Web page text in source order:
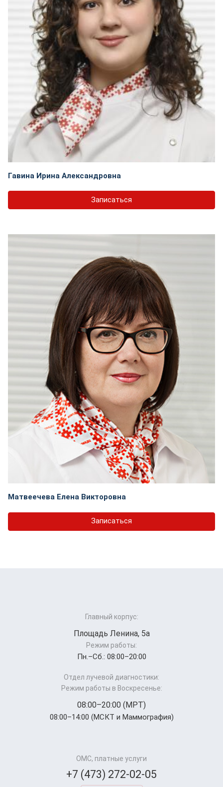
Гавина Ирина Александровна
Записаться
Матвеечева Елена Викторовна
Записаться
Главный корпус:
Площадь Ленина, 5а
Режим работы:
Пн.–Cб.: 08:00–20:00
Отдел лучевой диагностики:
Режим работы в Воскресенье:
08:00–20:00 (МРТ)
08:00–14:00 (МСКТ и Маммография)
ОМС, платные услуги
+7 (473) 272-02-05